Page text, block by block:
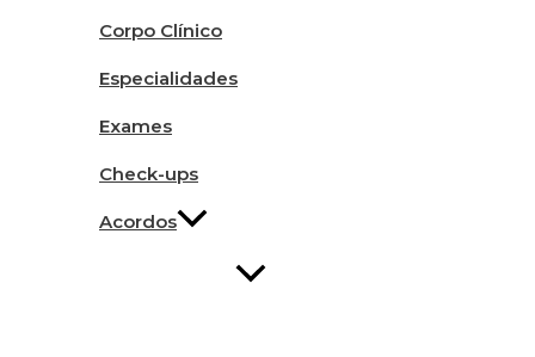
Corpo Clínico
Especialidades
Exames
Check-ups
Acordos